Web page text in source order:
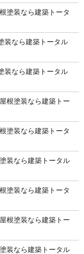
塗装なら建築トータ
装なら建築トータル
装なら建築トータル
根塗装なら建築トー
塗装なら建築トータ
装なら建築トータル
塗装なら建築トータ
根塗装なら建築トー
装なら建築トータル